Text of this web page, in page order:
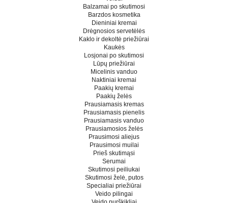
Balzamai po skutimosi
Barzdos kosmetika
Dieniniai kremai
Drėgnosios servetėlės
Kaklo ir dekoltė priežiūrai
Kaukės
Losjonai po skutimosi
Lūpų priežiūrai
Micelinis vanduo
Naktiniai kremai
Paakių kremai
Paakių želės
Prausiamasis kremas
Prausiamasis pienelis
Prausiamasis vanduo
Prausiamosios želės
Prausimosi aliejus
Prausimosi muilai
Prieš skutimąsi
Serumai
Skutimosi peiliukai
Skutimosi želė, putos
Specialiai priežiūrai
Veido pilingai